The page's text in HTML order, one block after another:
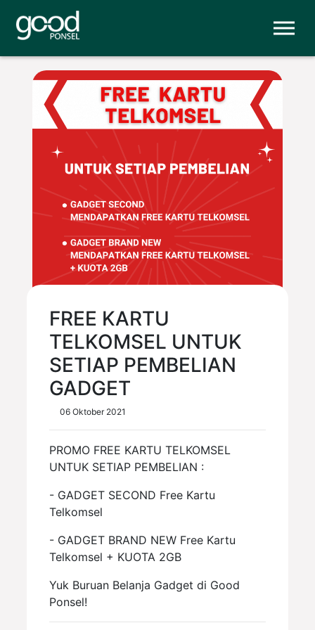
FREE KARTU
TELKOMSEL UNTUK
SETIAP PEMBELIAN
GADGET
06 Oktober 2021
PROMO FREE KARTU TELKOMSEL
UNTUK SETIAP PEMBELIAN :
- GADGET SECOND Free Kartu
Telkomsel
- GADGET BRAND NEW Free Kartu
Telkomsel + KUOTA 2GB
Yuk Buruan Belanja Gadget di Good
Ponsel!